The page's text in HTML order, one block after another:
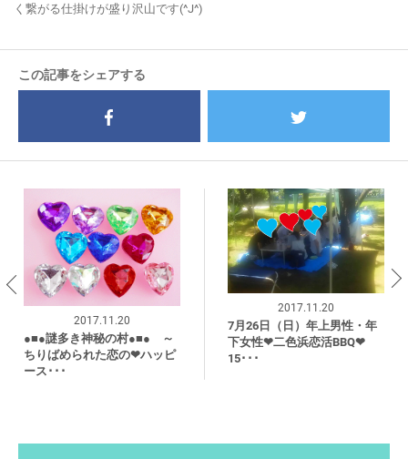
く繋がる仕掛けが盛り沢山です(^J^)
この記事をシェアする
2017.11.20
●■●謎多き神秘の村●■● ～
ちりばめられた恋の❤ハッピ
ース･･･
2017.11.20
7月26日（日）年上男性・年
下女性❤二色浜恋活BBQ❤
15･･･